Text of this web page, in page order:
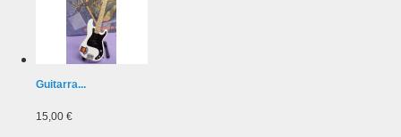
Guitarra...
15,00 €